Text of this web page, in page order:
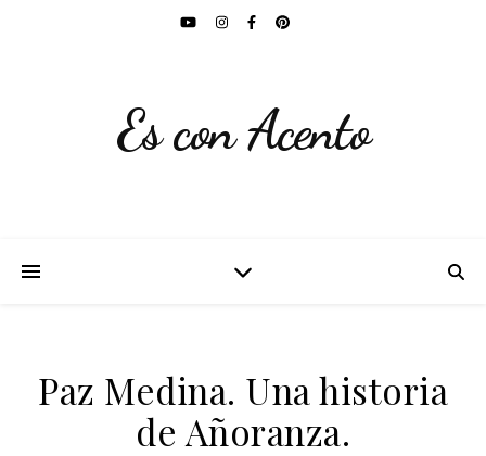
Es con Acento
Paz Medina. Una historia
de Añoranza.